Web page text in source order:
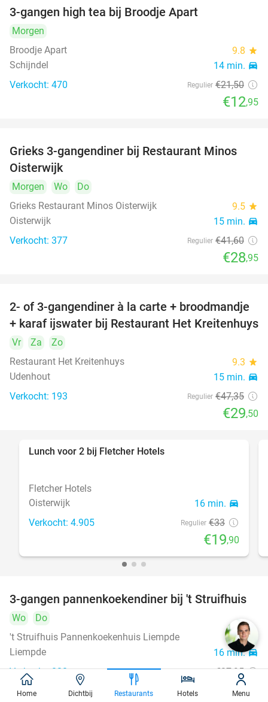
3-gangen high tea bij Broodje Apart
Morgen
Broodje Apart
9.8 star
Schijndel 14 min. directions_car
Verkocht: 470 Regulier €21,50
€12,95
30%
Grieks 3-gangendiner bij Restaurant Minos
Oisterwijk
Morgen Wo
Do
Grieks Restaurant Minos Oisterwijk
9.5 star
Oisterwijk 15 min. directions_car
Verkocht: 377 Regulier €41,60
€28,95
38%
2- of 3-gangendiner à la carte + broodmandje
+ karaf ijswater bij Restaurant Het Kreitenhuys
Vr Za
Zo
Restaurant Het Kreitenhuys
9.3 star
Udenhout 15 min. directions_car
Verkocht: 193 Regulier €47,35
€29,50
Lunch voor 2 bij Fletcher Hotels
Fletcher Hotels
Oisterwijk
16 min. directions_car
Verkocht: 4.905 Regulier €33
€19,90
43%
3-gangen pannenkoekendiner bij 't Struifhuis
Wo
Do
't Struifhuis Pannenkoekenhuis Liempde
9.4star
Liempde 16 min.directions_car
Verkocht: 820 €27,95
€15,95
Home Dichtbij Restaurants Hotels Menu